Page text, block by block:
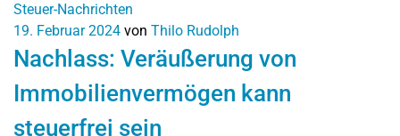
Steuer-Nachrichten
19. Februar 2024 von Thilo Rudolph
Nachlass: Veräußerung von
Immobilienvermögen kann
steuerfrei sein